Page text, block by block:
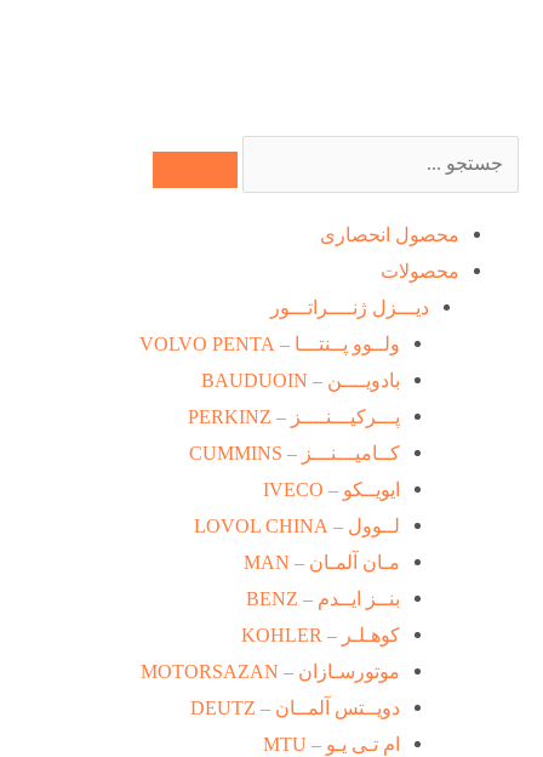
کردن
محصول انحصاری
محصولات
دیـــزل ژنــــراتـــور
ولــوو پــنتـــا – VOLVO PENTA
بادویــــن – BAUDUOIN
پـــرکیـــنــــز – PERKINZ
کــامیـــنـــز – CUMMINS
ایویــکو – IVECO
لــوول – LOVOL CHINA
مـان آلمـان – MAN
بنــز ایــدم – BENZ
کوهـلـر – KOHLER
موتورسـازان – MOTORSAZAN
دویــتس آلمــان – DEUTZ
ام تـی یـو – MTU